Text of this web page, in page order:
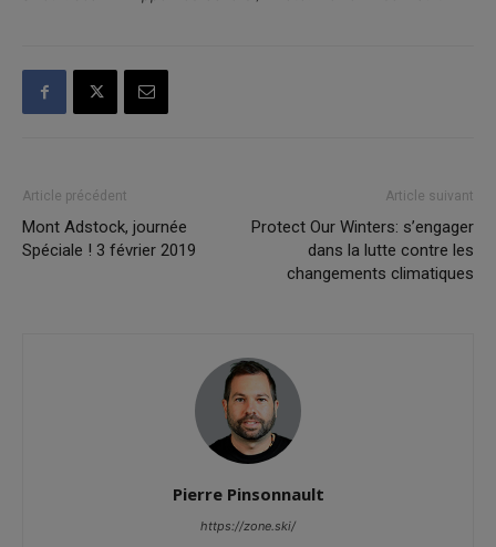
Article précédent
Mont Adstock, journée
Spéciale ! 3 février 2019
Article suivant
Protect Our Winters: s’engager
dans la lutte contre les
changements climatiques
Pierre Pinsonnault
https://zone.ski/